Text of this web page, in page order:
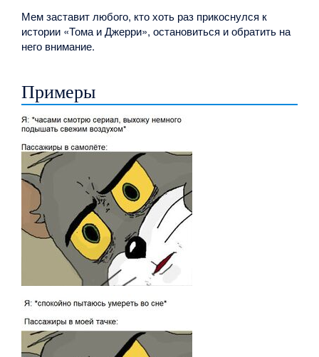
Мем заставит любого, кто хоть раз прикоснулся к
истории «Тома и Джерри», остановиться и обратить на
него внимание.
Примеры